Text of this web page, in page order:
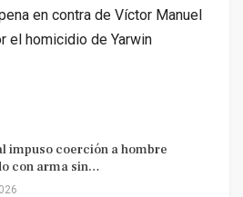
en contra de Víctor Manuel
el homicidio de Yarwin
impuso coerción a hombre
con arma sin…